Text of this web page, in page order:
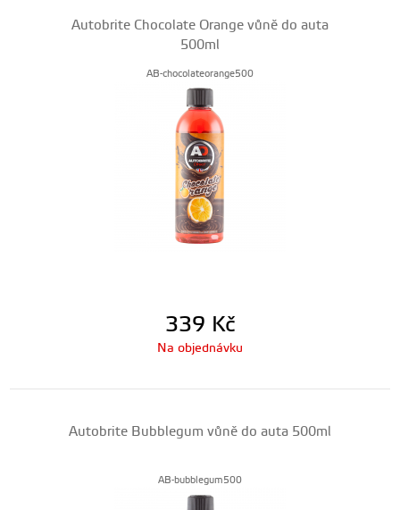
Autobrite Chocolate Orange vůně do auta
500ml
AB-chocolateorange500
339 Kč
Na objednávku
Autobrite Bubblegum vůně do auta 500ml
AB-bubblegum500